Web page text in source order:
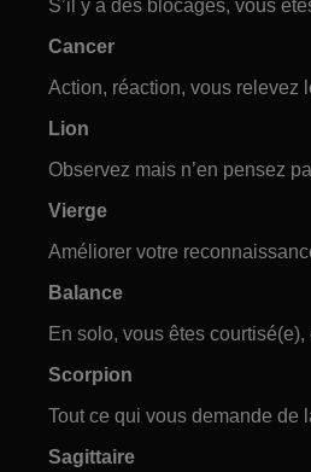
S’il y a des blocages, vous
Cancer
Action, réaction, vous relevez
Lion
Observez mais n’en pensez
Vierge
Améliorer votre
Balance
En solo, vous êtes
Scorpion
Tout ce qui vous demande de
Sagittaire